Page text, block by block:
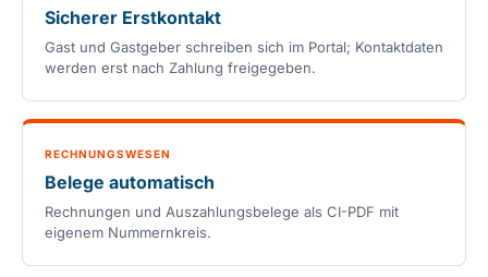
Sicherer Erstkontakt
Gast und Gastgeber schreiben sich im Portal; Kontaktdaten
werden erst nach Zahlung freigegeben.
RECHNUNGSWESEN
Belege automatisch
Rechnungen und Auszahlungsbelege als CI-PDF mit
eigenem Nummernkreis.